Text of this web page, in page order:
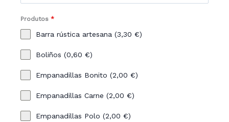
Produtos *
Barra rústica artesana (3,30 €)
Boliños (0,60 €)
Empanadillas Bonito (2,00 €)
Empanadillas Carne (2,00 €)
Empanadillas Polo (2,00 €)